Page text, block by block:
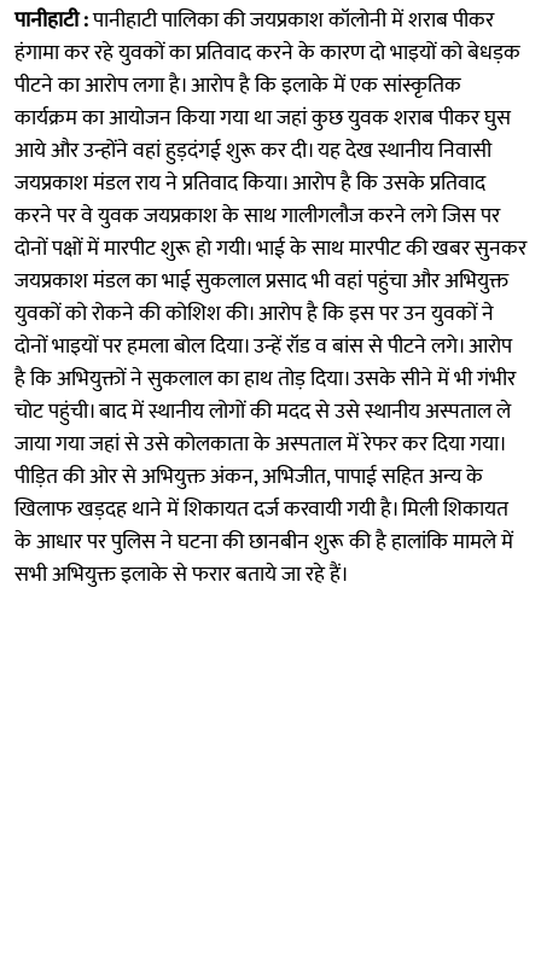
पानीहाटी :पानीहाटी पालिका की जयप्रकाश कॉलोनी में शराब पीकर
हंगामा कर रहे युवकों का प्रतिवाद करने के कारण दो भाइयों को बेधड़क
पीटने का आरोप लगा है। आरोप है कि इलाके में एक सांस्कृतिक
कार्यक्रम का आयोजन किया गया था जहां कुछ युवक शराब पीकर घुस
आये और उन्होंने वहां हुड़दंगई शुरू कर दी। यह देख स्थानीय निवासी
जयप्रकाश मंडल राय ने प्रतिवाद किया। आरोप है कि उसके प्रतिवाद
करने पर वे युवक जयप्रकाश के साथ गालीगलौज करने लगे जिस पर
दोनों पक्षों में मारपीट शुरू हो गयी। भाई के साथ मारपीट की खबर सुनकर
जयप्रकाश मंडल का भाई सुकलाल प्रसाद भी वहां पहुंचा और अभियुक्त
युवकों को रोकने की कोशिश की। आरोप है कि इस पर उन युवकों ने
दोनों भाइयों पर हमला बोल दिया। उन्हें रॉड व बांस से पीटने लगे। आरोप
है कि अभियुक्तों ने सुकलाल का हाथ तोड़ दिया। उसके सीने में भी गंभीर
चोट पहुंची। बाद में स्थानीय लोगों की मदद से उसे स्थानीय अस्पताल ले
जाया गया जहां से उसे कोलकाता के अस्पताल में रेफर कर दिया गया।
पीड़ित की ओर से अभियुक्त अंकन, अभिजीत, पापाई सहित अन्य के
खिलाफ खड़दह थाने में शिकायत दर्ज करवायी गयी है। मिली शिकायत
के आधार पर पुलिस ने घटना की छानबीन शुरू की है हालांकि मामले में
सभी अभियुक्त इलाके से फरार बताये जा रहे हैं।